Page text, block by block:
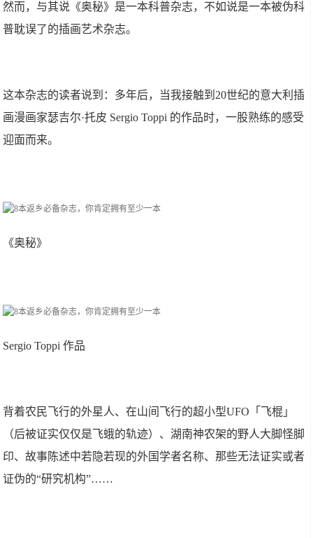
然而，与其说《奥秘》是一本科普杂志，不如说是一本被伪科
普耽误了的插画艺术杂志。
这本杂志的读者说到：多年后，当我接触到20世纪的意大利插
画漫画家瑟吉尔·托皮 Sergio Toppi 的作品时，一股熟练的感受
迎面而来。
《奥秘》
Sergio Toppi 作品
背着农民飞行的外星人、在山间飞行的超小型UFO「飞棍」
（后被证实仅仅是飞蛾的轨迹）、湖南神农架的野人大脚怪脚
印、故事陈述中若隐若现的外国学者名称、那些无法证实或者
证伪的“研究机构”……